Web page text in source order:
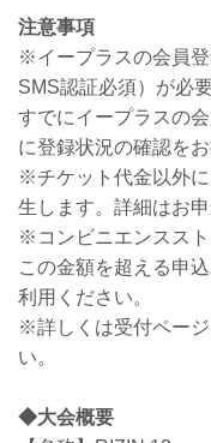
注意事項
※イープラスの会員
SMS認証必須）が必要
すでにイープラスの
に登録状況の確認をお
※チケット代金以外
生します。詳細はお
※コンビニエンススト
この金額を超える申
利用ください。
※詳しくは受付ペー
い。
◆大会概要